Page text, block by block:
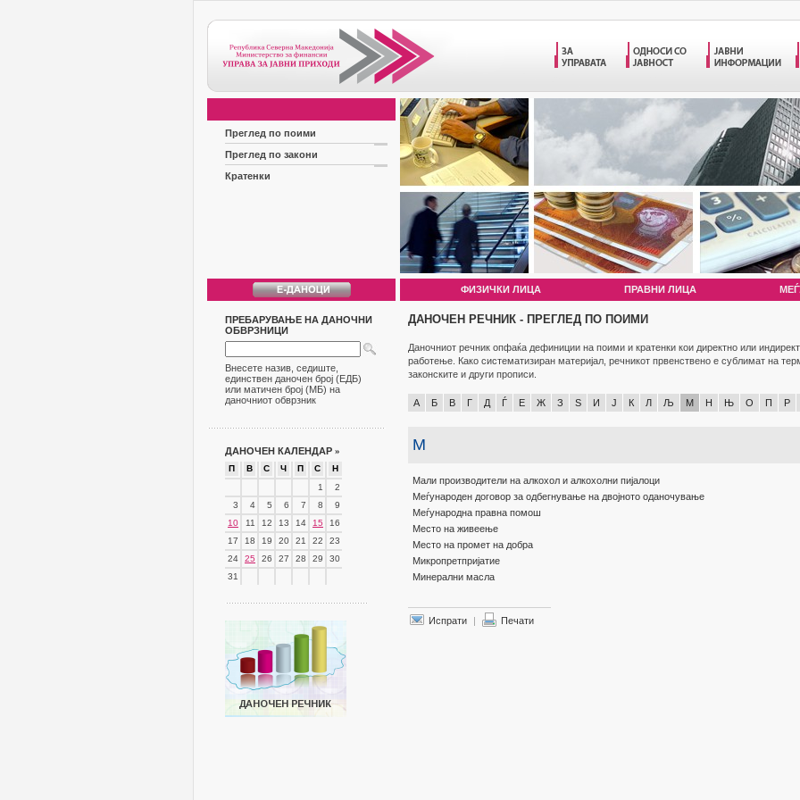
Преглед по поими
Преглед по закони
Кратенки
ФИЗИЧКИ ЛИЦА ПРАВНИ ЛИЦА
ПРЕБАРУВАЊЕ НА ДАНОЧНИ
ОБВРЗНИЦИ
Внесете назив, седиште,
единствен даночен број (ЕДБ)
или матичен број (МБ) на
даночниот обврзник
ДАНОЧЕН КАЛЕНДАР »
П В С Ч П С
Н
1
2
3
4 5 6 7 8
9
10
11 12 13 14 15
16
17
18 19 20 21 22
23
24
25 26 27 28 29
30
31
ДАНОЧЕН РЕЧНИК - ПРЕГЛЕД ПО ПОИМИ
Даночниот речник опфаќа дефиниции на поими и кратенки кои директно или
работење. Како систематизиран материјал, речникот првенствено е сублимат на
законските и други прописи.
А Б В Г Д Ѓ Е Ж З Ѕ И Ј К Л Љ М Н Њ О П Р
М
Мали производители на алкохол и алкохолни пијалоци
Меѓународен договор за одбегнување на двојното оданочување
Меѓународна правна помош
Место на живеење
Место на промет на добра
Микропретпријатие
Минерални масла
Испрати | Печати